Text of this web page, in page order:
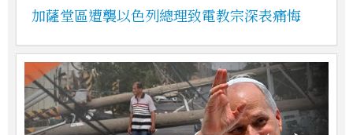
加薩堂區遭襲以色列總理致電教宗深表痛悔